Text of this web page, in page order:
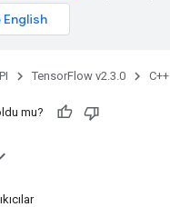
TensorFlow v2.3.0 C++
mu?